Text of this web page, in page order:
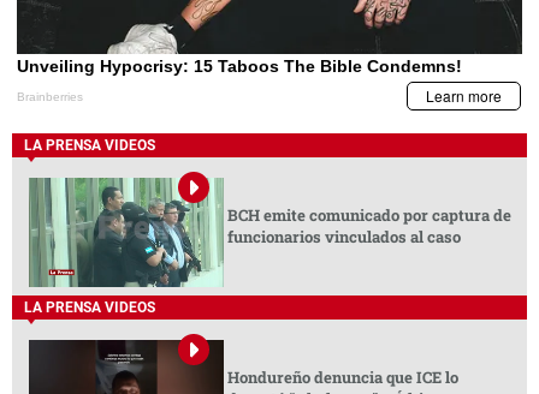
LA PRENSA VIDEOS
BCH emite comunicado por captura de
funcionarios vinculados al caso
LA PRENSA VIDEOS
Hondureño denuncia que ICE lo